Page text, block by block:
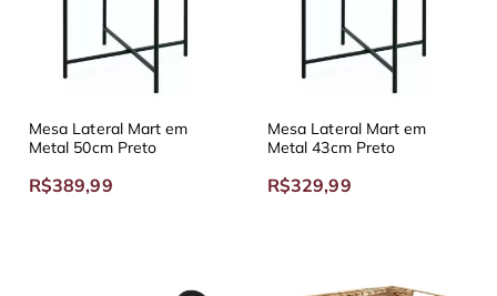
Mesa Lateral Mart em
Metal 50cm Preto
R$389,99
Mesa Lateral Mart em
Metal 43cm Preto
R$329,99